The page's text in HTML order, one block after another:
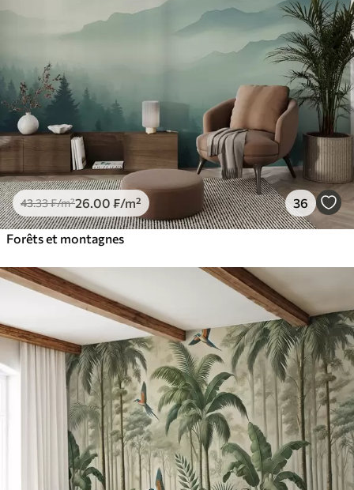
43.33₣/m²26.00 ₣/m² 36
Forêts et montagnes